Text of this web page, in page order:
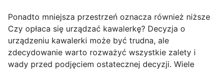
Ponadto mniejsza przestrzeń oznacza również niższe
Czy opłaca się urządzać kawalerkę? Decyzja o
urządzeniu kawalerki może być trudna, ale
zdecydowanie warto rozważyć wszystkie zalety i
wady przed podjęciem ostatecznej decyzji. Wiele